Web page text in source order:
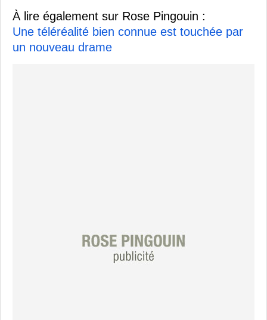
À lire également sur Rose Pingouin :
Une téléréalité bien connue est touchée par
un nouveau drame